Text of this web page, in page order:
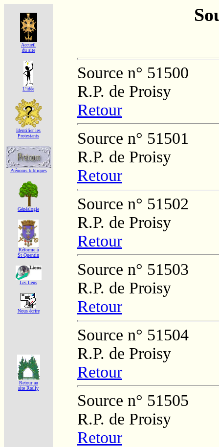
Accueil
du site
L'idée
Identifier les
Protestants
Prénoms bibliques
Généalogie
Réforme á
St Quentin
Les liens
Nous écrire
Retour au
site Rœlly
Source n° 51500
R.P. de Proisy
Retour
Source n° 51501
R.P. de Proisy
Retour
Source n° 51502
R.P. de Proisy
Retour
Source n° 51503
R.P. de Proisy
Retour
Source n° 51504
R.P. de Proisy
Retour
Source n° 51505
R.P. de Proisy
Retour